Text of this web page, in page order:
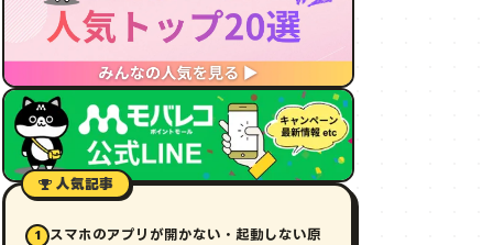
人気記事
1
スマホのアプリが開かない・起動しない原